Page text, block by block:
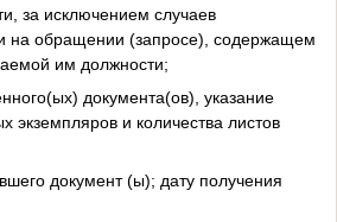
за исключением случаев
на обращении (запросе), содержащем
им должности;
документа(ов), указание
экземпляров и количества листов
документ (ы); дату получения